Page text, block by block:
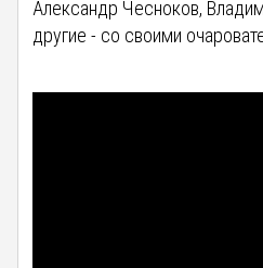
Александр Чесноков,
другие - со своими